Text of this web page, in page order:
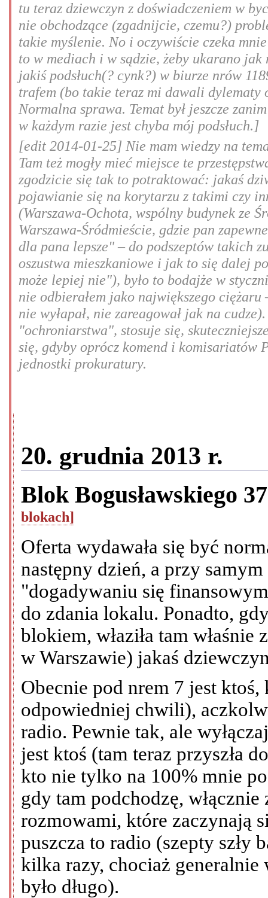
tu teraz dziewczyn z doświadczeniem w
nie obchodzące (zgadnijcie, czemu?)
takie myślenie. No i oczywiście czeka
to w mediach i w sądzie, żeby ukarano
jakiś podsłuch(? cynk?) w biurze nrów
trafem (bo takie teraz mi dawali dylematy
Normalna sprawa. Temat był jeszcze
w każdym razie jest chyba mój podsłuch.]
[edit 2014-01-25] Nie mam wiedzy na
Tam też mogły mieć miejsce te
zgodzicie się tak to potraktować: jakaś
pojawianie się na korytarzu z takimi czy
(Warszawa-Ochota, wspólny budynek ze
Warszawa-Śródmieście, gdzie pan
dla pana lepsze" – do podszeptów takich
oszustwa mieszkaniowe i jak to się dalej
może lepiej nie"), było to bodajże w
nie odbierałem jako największego
nie wyłapał, nie zareagował jak na
"ochroniarstwa", stosuje się,
się, gdyby oprócz komend i komisariatów
jednostki prokuratury.
20. grudnia 2013 r.
Blok Bogusławskiego
blokach]
Oferta wydawała się być
następny dzień, a przy
"dogadywaniu się
do zdania lokalu. Ponadto,
blokiem, właziła tam właśnie
w Warszawie) jakaś
Obecnie pod nrem 7 jest
odpowiedniej chwili),
radio. Pewnie tak, ale
jest ktoś (tam teraz przyszła
kto nie tylko na 100% mnie
gdy tam podchodzę,
rozmowami, które zaczynają
puszcza to radio (szepty szły
kilka razy, chociaż generalnie
było długo).